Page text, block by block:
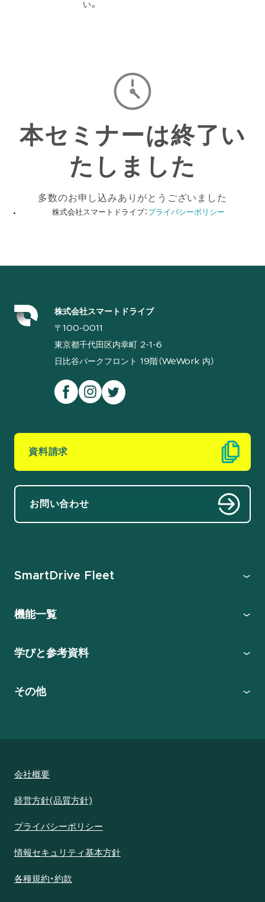
い。
本セミナーは終了い
たしました
多数のお申し込みありがとうございました
株式会社スマートドライブ： プライバシーボリシー
株式会社スマートドライブ
〒100-0011
東京都千代田区内幸町 2-1-6
日比谷パークフロント 19階（WeWork 内）
資料請求
お問い合わせ
SmartDrive Fleet
機能一覧
学びと参考資料
その他
会社概要
経営方針(品質方針)
プライバシーポリシー
情報セキュリティ基本方針
各種規約・約款